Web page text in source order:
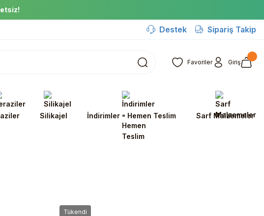
Destek Sipariş Takip
Favoriler Giriş
Silikajel İndirimler - Hemen Teslim Sarf Malzemeler
Tükendi